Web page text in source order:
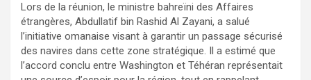
Lors de la réunion, le ministre bahreïni des Affaires
étrangères, Abdullatif bin Rashid Al Zayani, a salué
l’initiative omanaise visant à garantir un passage sécurisé
des navires dans cette zone stratégique. Il a estimé que
l’accord conclu entre Washington et Téhéran représentait